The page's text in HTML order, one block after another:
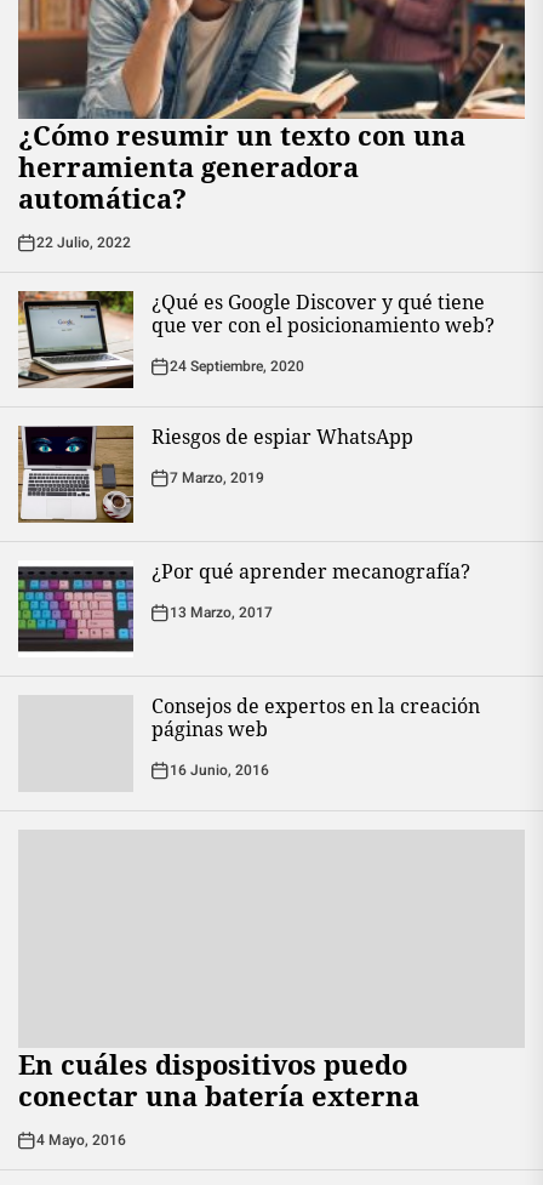
¿Cómo resumir un texto con una
herramienta generadora
automática?
22 Julio, 2022
¿Qué es Google Discover y qué tiene
que ver con el posicionamiento web?
24 Septiembre, 2020
Riesgos de espiar WhatsApp
7 Marzo, 2019
¿Por qué aprender mecanografía?
13 Marzo, 2017
Consejos de expertos en la creación
páginas web
16 Junio, 2016
En cuáles dispositivos puedo
conectar una batería externa
4 Mayo, 2016